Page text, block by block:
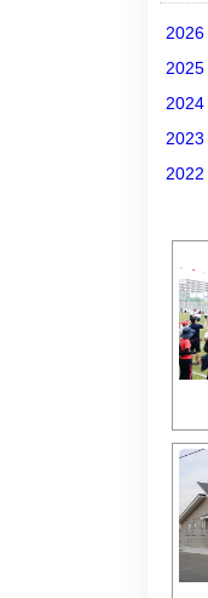
2026
2025
2024
2023
2022